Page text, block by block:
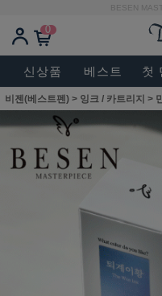
BESEN
0
신상품 베스트 첫
비젠(베스트펜) > 잉크 / 카트리지 >